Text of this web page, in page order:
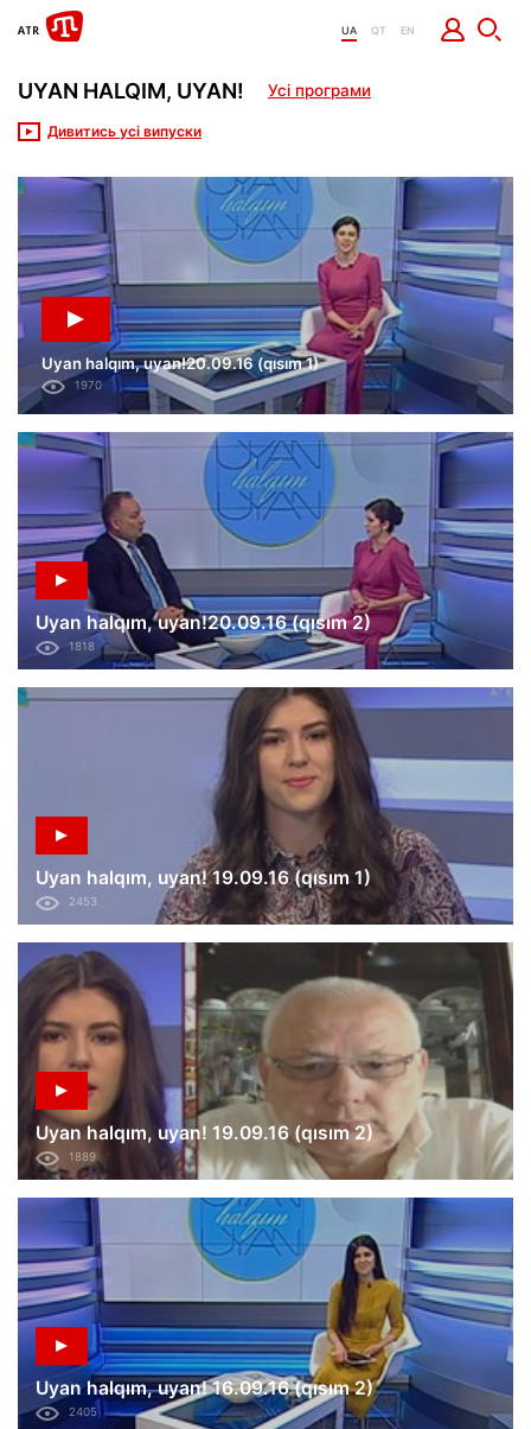
UA QT EN
UYAN HALQIM, UYAN! Усі програми
Uyan halqım, uyan!20.09.16 (qısım 1)
1970
Uyan halqım, uyan!20.09.16 (qısım 2)
1818
Uyan halqım, uyan! 19.09.16 (qısım 1)
2453
Uyan halqım, uyan! 19.09.16 (qısım 2)
1889
Uyan halqım, uyan! 16.09.16 (qısım 2)
2405
Дивитись усі випуски